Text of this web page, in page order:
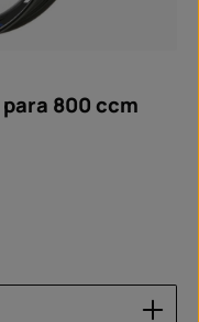
800 ccm
la cantidad